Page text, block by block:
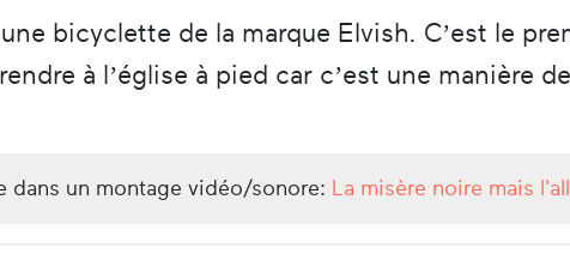
bicyclette de la marque Elvish. C’est le
à l’église à pied car c’est une manière
dans un montage vidéo/sonore: La misère noire mais